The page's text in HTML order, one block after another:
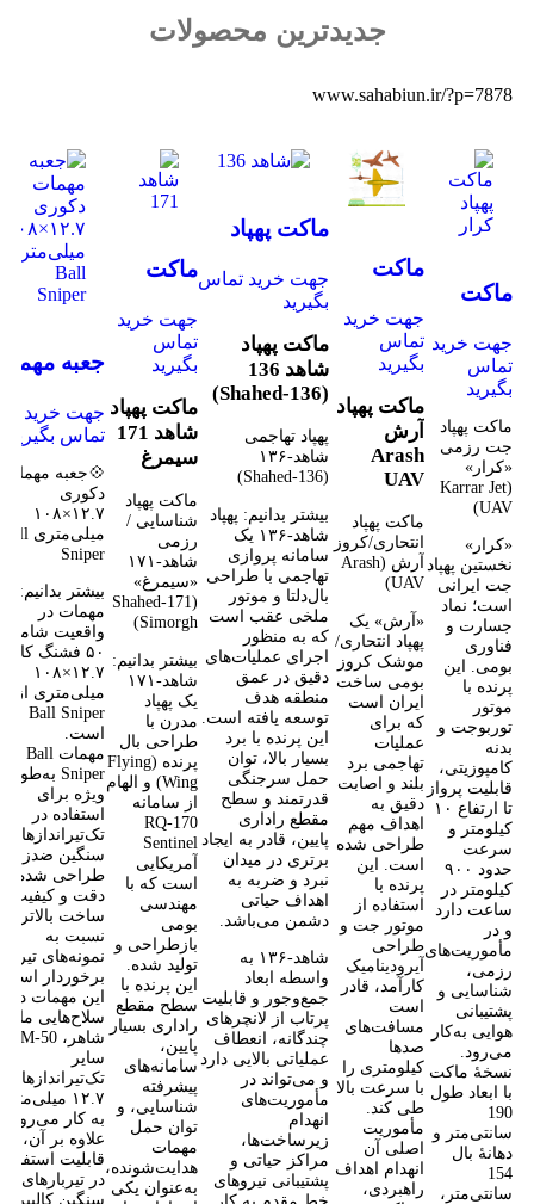
جدیدترین محصولات
www.sahabiun.ir/?p=7878
مشاهده
افزودن به
علاقه
مندی
ماکت
رزمی
کرار
Karrar
Jet UAV
جهت خرید
تماس
بگیرید
ماکت پهپاد
جت رزمی
«کرار»
(Karrar Jet
UAV)
«کرار»
نخستین پهپاد
جت ایرانی
است؛ نماد
جسارت و
فناوری
بومی. این
پرنده با
موتور
توربوجت و
بدنه
کامپوزیتی،
قابلیت پرواز
تا ارتفاع ۱۰
کیلومتر و
سرعت
حدود ۹۰۰
کیلومتر در
ساعت دارد
و در
مأموریت‌های
رزمی،
شناسایی و
پشتیبانی
هوایی به‌کار
می‌رود.
نسخهٔ ماکت
با ابعاد طول
190
سانتی‌متر و
دهانهٔ بال
154
سانتی‌متر،
مشاهده
افزودن به
علاقه مندی
ماکت
Arash
UAV
جهت خرید
تماس
بگیرید
ماکت پهپاد
آرش
Arash
UAV
ماکت پهپاد
انتحاری/کروز
آرش (Arash
UAV)
«آرش» یک
پهپاد انتحاری/
موشک کروز
بومی ساخت
ایران است
که برای
عملیات
تهاجمی برد
بلند و اصابت
دقیق به
اهداف مهم
طراحی شده
است. این
پرنده با
استفاده از
موتور جت و
طراحی
آیرودینامیک
کارآمد، قادر
است
مسافت‌های
صدها
کیلومتری را
با سرعت بالا
طی کند.
مأموریت
اصلی آن
انهدام اهداف
راهبردی،
مشاهده سریع
افزودن به علاقه
ماکت پهپاد
(Shahed‑۱۳۶)
جهت خرید تماس
بگیرید
ماکت پهپاد
شاهد 136
(Shahed‑136)
پهپاد تهاجمی
شاهد‑۱۳۶
(Shahed‑136)
بیشتر بدانیم: پهپاد
شاهد‑۱۳۶ یک
سامانه پروازی
تهاجمی با طراحی
بال‌دلتا و موتور
ملخی عقب است
که به منظور
اجرای عملیات‌های
دقیق در عمق
منطقه هدف
توسعه یافته است.
این پرنده با برد
بسیار بالا، توان
حمل سرجنگی
قدرتمند و سطح
مقطع راداری
پایین، قادر به ایجاد
برتری در میدان
نبرد و ضربه به
اهداف حیاتی
دشمن می‌باشد.
شاهد‑۱۳۶ به
واسطه ابعاد
جمع‌وجور و قابلیت
پرتاب از لانچرهای
چندگانه، انعطاف
عملیاتی بالایی دارد
و می‌تواند در
مأموریت‌های
انهدام
زیرساخت‌ها،
مراکز حیاتی و
پشتیبانی نیروهای
مشاهده
افزودن به
علاقه مندی
ماکت
شاهد ۱۷۱
سیمرغ
جهت خرید
تماس
بگیرید
ماکت پهپاد
شاهد 171
سیمرغ
ماکت پهپاد
شناسایی /
رزمی
شاهد‑۱۷۱
«سیمرغ»
(Shahed‑171
Simorgh)
بیشتر بدانیم:
شاهد‑۱۷۱
یک پهپاد
مدرن با
طراحی بال
پرنده (Flying
Wing) و الهام
از سامانه
RQ‑170
Sentinel
آمریکایی
است که با
مهندسی
بومی
بازطراحی و
تولید شده.
این پرنده با
سطح مقطع
راداری بسیار
پایین،
سامانه‌های
پیشرفته
شناسایی، و
توان حمل
مهمات
هدایت‌شونده،
به‌عنوان یکی
مشاهده
افزودن به
علاقه مندی
جعبه
۱۲.۷×۱۰۸
میلی‌متری
Sniper
جهت خرید
تماس بگیرید
💠جعبه مهمات
دکوری
۱۲.۷×۱۰۸
میلی‌متری Ball
Sniper
بیشتر
مهمات در
واقعیت شامل
۵۰ فشنگ
۱۲.۷×۱۰۸
میلی‌متری از
Ball Sniper
است.
مهمات Ball
Sniper به‌طور
ویژه برای
استفاده در
تک‌تیراندازهای
سنگین ضدزره
طراحی شده و
دقت و کیفیت
ساخت بالاتری
نسبت به
نمونه‌های
برخوردار
این مهمات در
سلاح‌هایی مانند
سایر
تک‌تیراندازهای
۱۲.۷
به کار می‌رود و
علاوه بر آن،
قابلیت استفاده
در تیربارهای
سنگین کالیبر